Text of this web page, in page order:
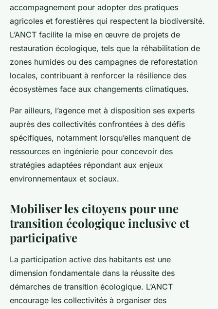
accompagnement pour adopter des pratiques
agricoles et forestières qui respectent la biodiversité.
L’ANCT facilite la mise en œuvre de projets de
restauration écologique, tels que la réhabilitation de
zones humides ou des campagnes de reforestation
locales, contribuant à renforcer la résilience des
écosystèmes face aux changements climatiques.
Par ailleurs, l’agence met à disposition ses experts
auprès des collectivités confrontées à des défis
spécifiques, notamment lorsqu’elles manquent de
ressources en ingénierie pour concevoir des
stratégies adaptées répondant aux enjeux
environnementaux et sociaux.
Mobiliser les citoyens pour une
transition écologique inclusive et
participative
La participation active des habitants est une
dimension fondamentale dans la réussite des
démarches de transition écologique. L’ANCT
encourage les collectivités à organiser des